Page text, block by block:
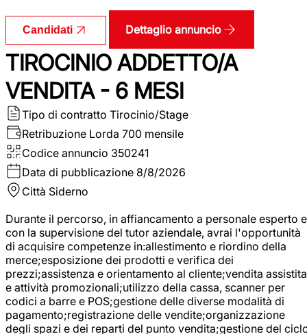
Candidati Dettaglio annuncio
TIROCINIO ADDETTO/A
VENDITA - 6 MESI
Tipo di contratto Tirocinio/Stage
Retribuzione Lorda 700 mensile
Codice annuncio 350241
Data di pubblicazione 8/8/2026
Città Siderno
Durante il percorso, in affiancamento a personale esperto e
con la supervisione del tutor aziendale, avrai l'opportunità
di acquisire competenze in:allestimento e riordino della
merce;esposizione dei prodotti e verifica dei
prezzi;assistenza e orientamento al cliente;vendita assistita
e attività promozionali;utilizzo della cassa, scanner per
codici a barre e POS;gestione delle diverse modalità di
pagamento;registrazione delle vendite;organizzazione
degli spazi e dei reparti del punto vendita;gestione del